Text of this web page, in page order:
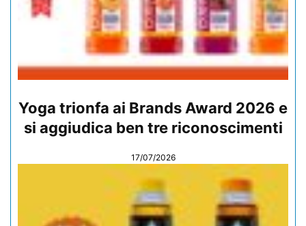
Yoga trionfa ai Brands Award 2026 e
si aggiudica ben tre riconoscimenti
17/07/2026